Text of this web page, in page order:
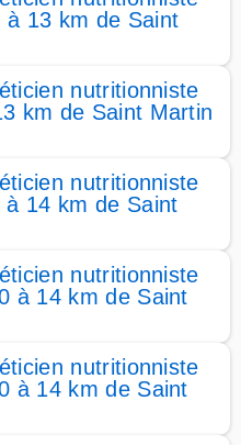
à 13 km de Saint
nutritionniste
km de Saint Martin
nutritionniste
14 km de Saint
nutritionniste
à 14 km de Saint
nutritionniste
à 14 km de Saint